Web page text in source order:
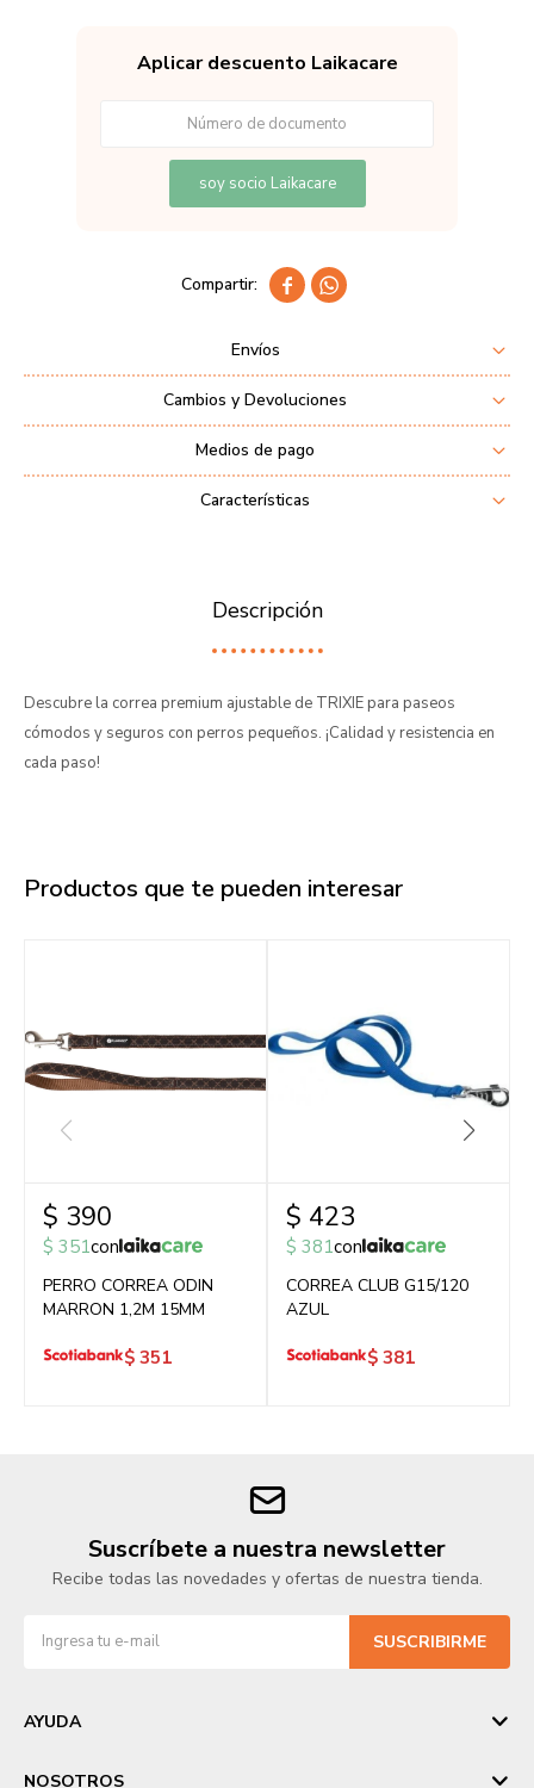
Aplicar descuento Laikacare
soy socio Laikacare
 
Envíos
Cambios y Devoluciones
Medios de pago
Características
Descripción
Descubre la correa premium ajustable de TRIXIE para paseos
cómodos y seguros con perros pequeños. ¡Calidad y resistencia en
cada paso!
Productos que te pueden interesar
$ 390
$ 351con
PERRO CORREA ODIN
MARRON 1,2M 15MM
$ 351
$ 423
$ 381con
CORREA CLUB G15/120
AZUL
$ 381
Suscríbete a nuestra newsletter
Recibe todas las novedades y ofertas de nuestra tienda.
SUSCRIBIRME
AYUDA
NOSOTROS